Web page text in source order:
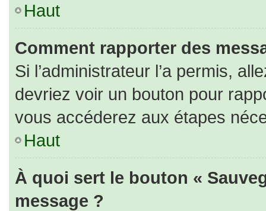
Haut
Comment rapporter des
Si l’administrateur l’a permis,
devriez voir un bouton pour
vous accéderez aux étapes
Haut
À quoi sert le bouton «
message ?